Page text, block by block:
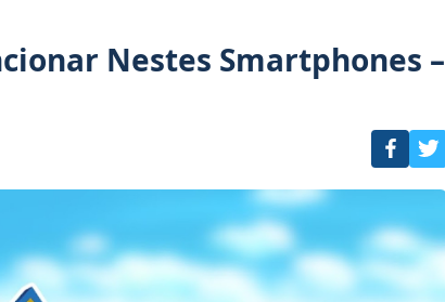
Nestes Smartphones –